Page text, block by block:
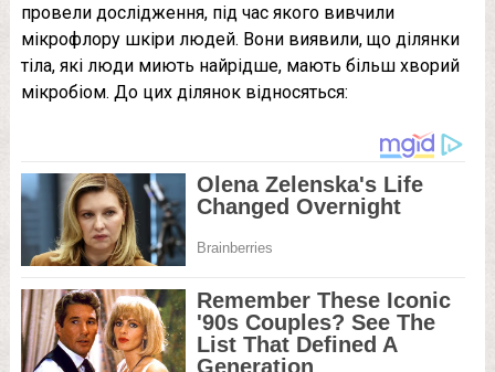
провели дослідження, під час якого вивчили
мікрофлору шкіри людей. Вони виявили, що ділянки
тіла, які люди миють найрідше, мають більш хворий
мікробіом. До цих ділянок відносяться: